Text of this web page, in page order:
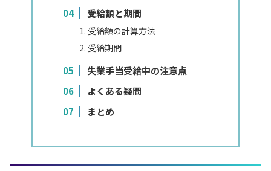
受給額と期間
受給額の計算方法
受給期間
失業手当受給中の注意点
よくある疑問
まとめ